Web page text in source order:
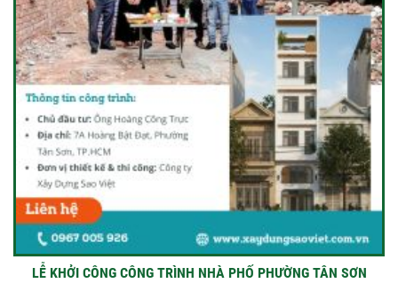
LỄ KHỞI CÔNG CÔNG TRÌNH NHÀ PHỐ PHƯỜNG TÂN SƠN